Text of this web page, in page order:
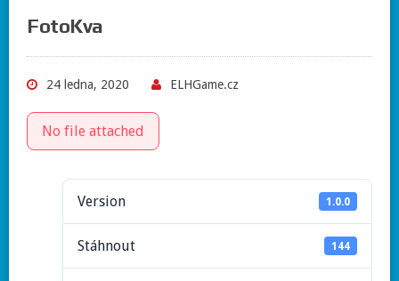
FotoKva
24 ledna, 2020 ELHGame.cz
No file attached
Version 1.0.0
Stáhnout 144